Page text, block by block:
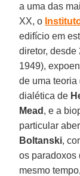
a uma das
XX, o
edifício em
diretor,
1949),
de uma teoria
dialética de
Mead , e a
particular
Boltanski,
os paradoxos
mesmo